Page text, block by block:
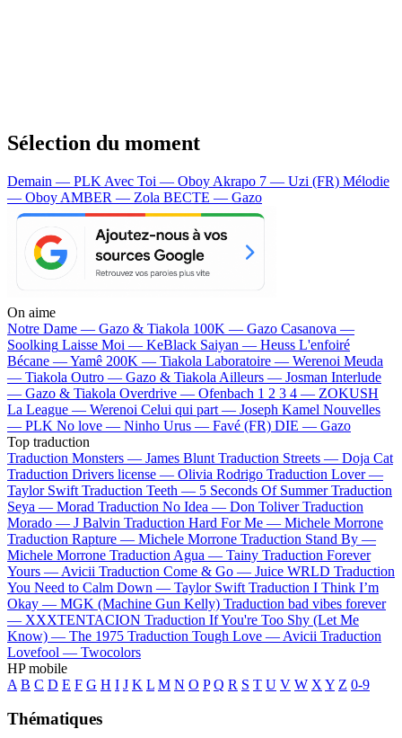
Sélection du moment
Demain — PLK Avec Toi — Oboy Akrapo 7 — Uzi (FR) Mélodie
— Oboy AMBER — Zola BECTE — Gazo
On aime
Notre Dame — Gazo & Tiakola 100K — Gazo Casanova —
Soolking Laisse Moi — KeBlack Saiyan — Heuss L'enfoiré
Bécane —Yamê 200K — Tiakola Laboratoire — Werenoi Meuda
— Tiakola Outro — Gazo & Tiakola Ailleurs — Josman Interlude
— Gazo & Tiakola Overdrive — Ofenbach 1 2 3 4 — ZOKUSH
La League — Werenoi Celui qui part — Joseph Kamel Nouvelles
— PLK No love — Ninho Urus — Favé (FR) DIE — Gazo
Top traduction
Traduction Monsters — James Blunt Traduction Streets — Doja Cat
Traduction Drivers license — Olivia Rodrigo Traduction Lover —
Taylor Swift Traduction Teeth — 5 Seconds Of Summer Traduction
Seya — Morad Traduction No Idea — Don Toliver Traduction
Morado — J Balvin Traduction Hard For Me — Michele Morrone
Traduction Rapture — Michele Morrone Traduction Stand By —
Michele Morrone Traduction Agua — Tainy Traduction Forever
Yours — Avicii Traduction Come & Go — Juice WRLD Traduction
You Need to Calm Down — Taylor Swift Traduction I Think I’m
Okay — MGK (Machine Gun Kelly) Traduction bad vibes forever
— XXXTENTACION Traduction If You're Too Shy (Let Me
Know) — The 1975 Traduction Tough Love — Avicii Traduction
Lovefool — Twocolors
HP mobile
A B C D E F G H I J K L M N O P Q R S T U V W X Y Z 0-9
Thématiques